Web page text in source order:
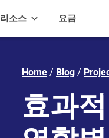
리소스 요금
Home / Blog /
효과